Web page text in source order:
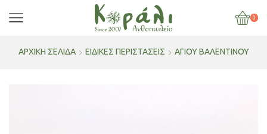
0
ΑΡΧΙΚΉ ΣΕΛΊΔΑ ΕΙΔΙΚΕΣ ΠΕΡΙΣΤΑΣΕΙΣ AΓΊΟΥ ΒΑΛΕΝΤΊΝΟΥ